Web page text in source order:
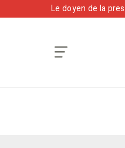
Le doyen de la